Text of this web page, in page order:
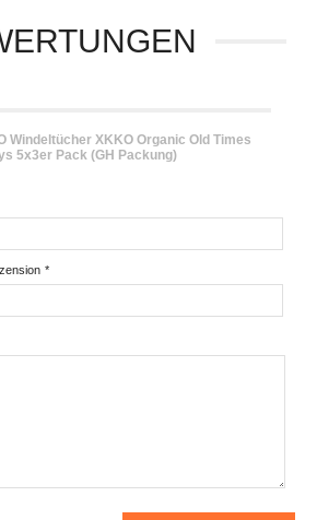
Windeltücher XKKO Organic Old Times
5x3er Pack (GH Packung)
*